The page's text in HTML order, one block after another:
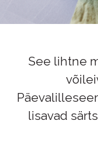
See lihtne
lisavad